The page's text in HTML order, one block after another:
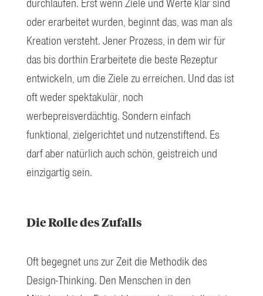
durchlaufen. Erst wenn Ziele und Werte klar sind
oder erarbeitet wurden, beginnt das, was man als
Kreation versteht. Jener Prozess, in dem wir für
das bis dorthin Erarbeitete die beste Rezeptur
entwickeln, um die Ziele zu erreichen. Und das ist
oft weder spektakulär, noch
werbepreisverdächtig. Sondern einfach
funktional, zielgerichtet und nutzenstiftend. Es
darf aber natürlich auch schön, geistreich und
einzigartig sein.
Die Rolle des Zufalls
Oft begegnet uns zur Zeit die Methodik des
Design-Thinking. Den Menschen in den